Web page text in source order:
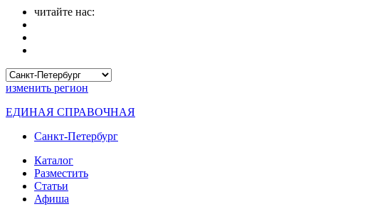
читайте нас:
изменить регион
ЕДИНАЯ СПРАВОЧНАЯ
Санкт-Петербург
Каталог
Разместить
Статьи
Афиша